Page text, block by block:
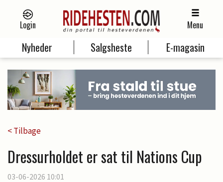
Login Menu
Nyheder Salgsheste E-magasin
< Tilbage
Dressurholdet er sat til Nations Cup
03-06-2026 10:01